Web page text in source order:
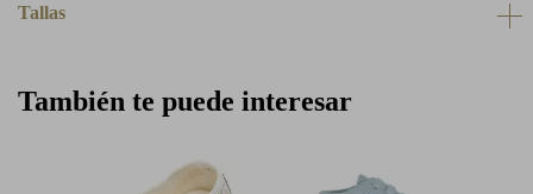
Tallas
También te puede interesar